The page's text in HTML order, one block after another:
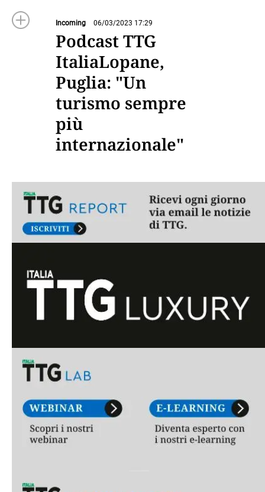
Incoming 06/03/2023 17:29
Podcast TTG
ItaliaLopane,
Puglia: "Un
turismo sempre
più
internazionale"